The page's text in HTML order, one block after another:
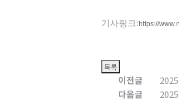
기사링크: https://
이전글
다음글